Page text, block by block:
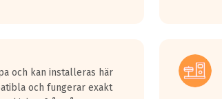
och kan installeras här
och fungerar exakt